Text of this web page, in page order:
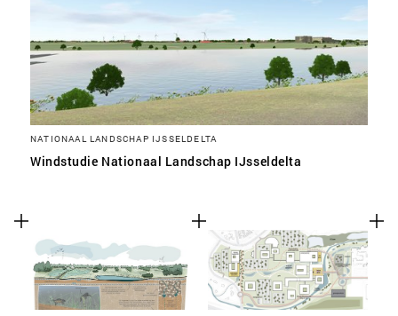
NATIONAAL LANDSCHAP IJSSELDELTA
Windstudie Nationaal Landschap IJsseldelta